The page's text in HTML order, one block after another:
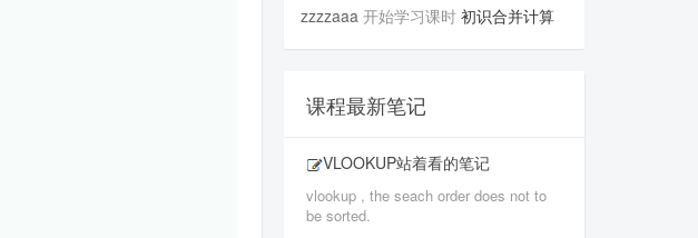
zzzzaaa 开始学习课时 初识合并计算
课程最新笔记
VLOOKUP站着看的笔记
vlookup , the seach order does not to
be sorted.